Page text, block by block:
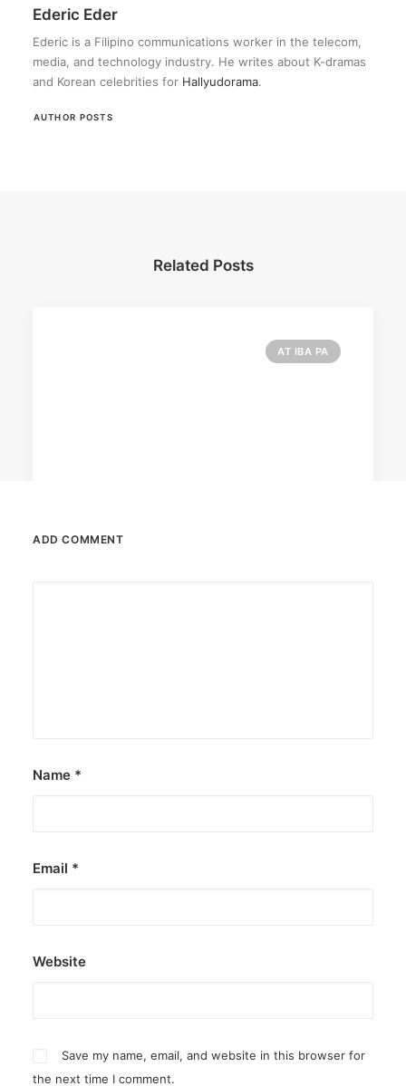
Ederic Eder
Ederic is a Filipino communications worker in the telecom,
media, and technology industry. He writes about K-dramas
and Korean celebrities for Hallyudorama.
AUTHOR POSTS
Related Posts
AT IBA PA
ADD COMMENT
Name *
Email *
Website
Save my name, email, and website in this browser for
the next time I comment.